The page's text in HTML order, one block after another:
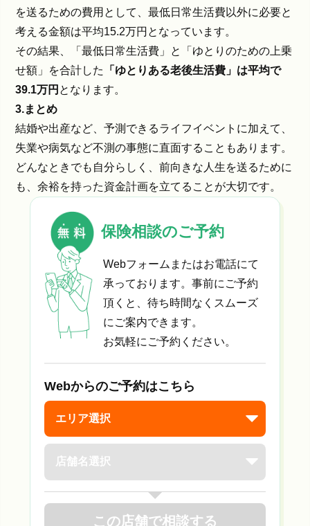
を送るための費用として、最低日常生活費以外に必要と
考える金額は平均15.2万円となっています。
その結果、「最低日常生活費」と「ゆとりのための上乗
せ額」を合計した
「ゆとりある老後生活費」は平均で
39.1万円 となります。
3.まとめ
結婚や出産など、予測できるライフイベントに加えて、
失業や病気など不測の事態に直面することもあります。
どんなときでも自分らしく、前向きな人生を送るために
も、余裕を持った資金計画を立てることが大切です。
保険相談のご予約
Webフォームまたはお電話にて
承っております。事前にご予約
頂くと、待ち時間なくスムーズ
にご案内できます。
お気軽にご予約ください。
Webからのご予約はこちら
この店舗で相談する